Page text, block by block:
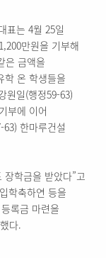
표는 4월 25일
만원을 기부해
은 금액을
학 온 학생들을
원일(행정59-63)
부에 이어
한마루건설
학금을 받았다”고
학축하연 등을
록금 마련을
다.